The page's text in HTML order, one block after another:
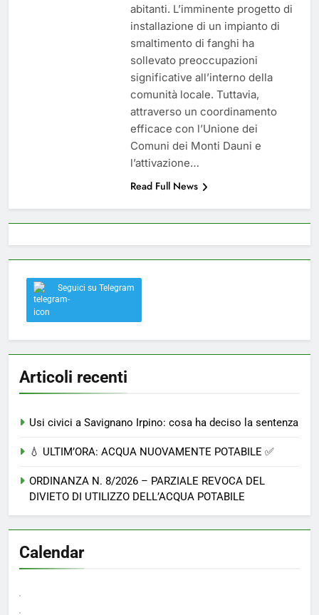
🌤️ Nuova Webcam Live per il
Meteo a Savignano Irpino!
2 Anni Ago
Test IT-alert l’11 ottobre:
messaggio sui cellulari anche a
Savignano
2 Anni Ago
abitanti. L’imminente progetto di
installazione di un impianto di
smaltimento di fanghi ha
sollevato preoccupazioni
significative all’interno della
comunità locale. Tuttavia,
attraverso un coordinamento
efficace con l’Unione dei
Comuni dei Monti Dauni e
l’attivazione…
Read Full News
Seguici su Telegram
Articoli recenti
Usi civici a Savignano Irpino: cosa ha deciso la sentenza
💧 ULTIM’ORA: ACQUA NUOVAMENTE POTABILE ✅
ORDINANZA N. 8/2026 – PARZIALE REVOCA DEL
DIVIETO DI UTILIZZO DELL’ACQUA POTABILE
Calendar